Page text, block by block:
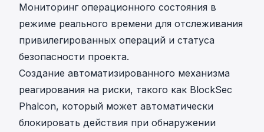
Мониторинг операционного состояния в
режиме реального времени для отслеживания
привилегированных операций и статуса
безопасности проекта.
Создание автоматизированного механизма
реагирования на риски, такого как BlockSec
Phalcon, который может автоматически
блокировать действия при обнаружении